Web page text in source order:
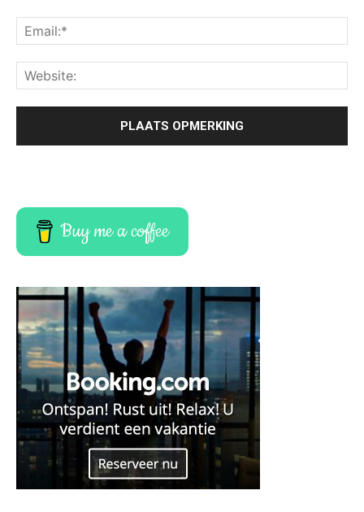
Buy me a coffee